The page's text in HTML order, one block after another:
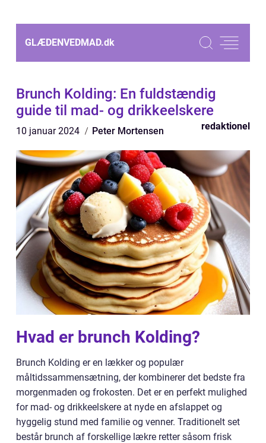
GLÆDENVEDMAD.dk
Brunch Kolding: En fuldstændig
guide til mad- og drikkeelskere
10 januar 2024 Peter Mortensen redaktionel
Hvad er brunch Kolding?
Brunch Kolding er en lækker og populær
måltidssammensætning, der kombinerer det bedste fra
morgenmaden og frokosten. Det er en perfekt mulighed
for mad- og drikkeelskere at nyde en afslappet og
hyggelig stund med familie og venner. Traditionelt set
består brunch af forskellige lækre retter såsom frisk